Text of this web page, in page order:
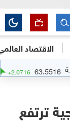
الاقتصاد
+2.0716
+3.37%)
ترتفع